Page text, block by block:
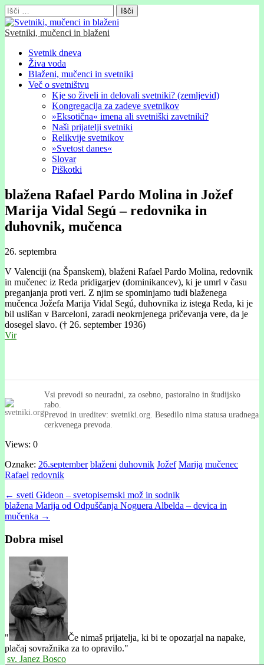
Išči:
Svetniki, mučenci in blaženi
Glavni
meni
Skip
content
Svetnik dneva
Živa voda
Blaženi, mučenci in svetniki
Več o svetništvu
Kje so živeli in delovali svetniki? (zemljevid)
Kongregacija za zadeve svetnikov
»Eksotična« imena ali svetniški zavetniki?
Naši prijatelji svetniki
Relikvije svetnikov
»Svetost danes«
Slovar
Piškotki
blažena Rafael Pardo Molina in Jožef
Marija Vidal Segú – redovnika in
duhovnik, mučenca
26. septembra
V Valenciji (na Španskem), blaženi Rafael Pardo Molina, redovnik
in mučenec iz Reda pridigarjev (dominikancev), ki je umrl v času
preganjanja proti veri. Z njim se spominjamo tudi blaženega
mučenca Jožefa Marija Vidal Segú, duhovnika iz istega Reda, ki je
bil uslišan v Barceloni, zaradi neokrnjenega pričevanja vere, da je
dosegel slavo. († 26. september 1936)
Vir
Vsi prevodi so neuradni, za osebno, pastoralno in študijsko
rabo.
Prevod in ureditev: svetniki.org. Besedilo nima statusa uradnega
cerkvenega prevoda.
Views: 0
Oznake: 26.september blaženi duhovnik Jožef Marija mučenec
Rafael redovnik
Post
navigation
← sveti Gideon – svetopisemski mož in sodnik
blažena Marija od Odpuščanja Noguera Albelda – devica in
mučenka →
Dobra misel
"
Če nimaš prijatelja, ki bi te opozarjal na napake,
plačaj sovražnika za to opravilo."
sv. Janez Bosco